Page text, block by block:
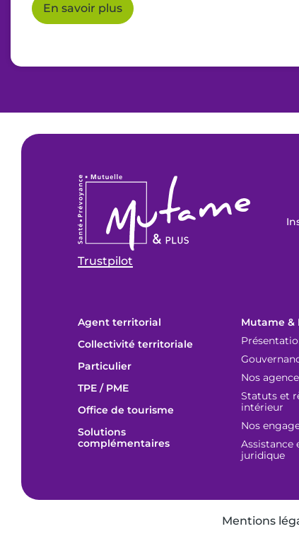
En savoir plus
Trustpilot
Agent territorial
Collectivité territoriale
Particulier
TPE / PME
Office de tourisme
Solutions
complémentaires
Mutame &
Nos
Statuts et
intérieur
Nos
Assistance
juridique
Mentions